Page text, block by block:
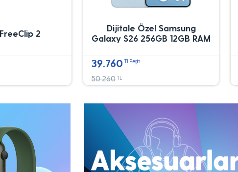
2
Dijitale Özel Samsung
Galaxy S26 256GB 12GB RAM
39.760 TLPeşin
50.260 TL